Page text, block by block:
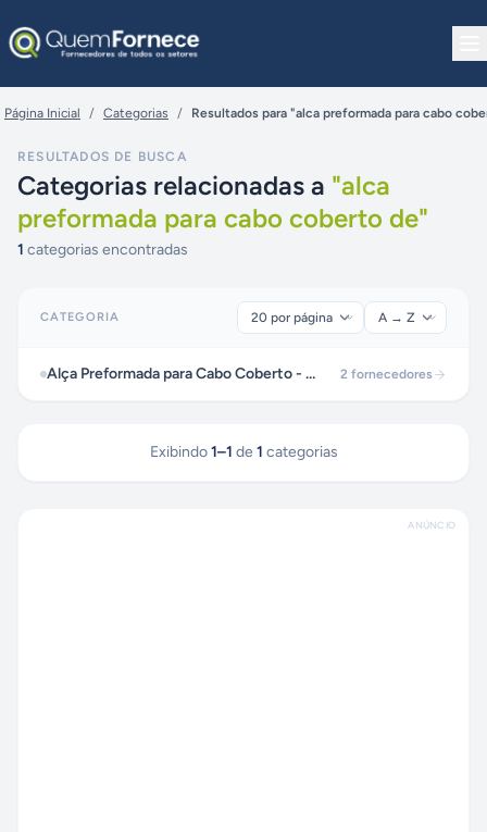
Página Inicial / Categorias / Resultados para "alca preformada para cabo
RESULTADOS DE BUSCA
Categorias relacionadas a "alca
preformada para cabo coberto de"
1 categorias encontradas
CATEGORIA
Alça Preformada para Cabo Coberto - DE 2 fornecedores
Exibindo 1–1 de 1 categorias
ANÚNCIO